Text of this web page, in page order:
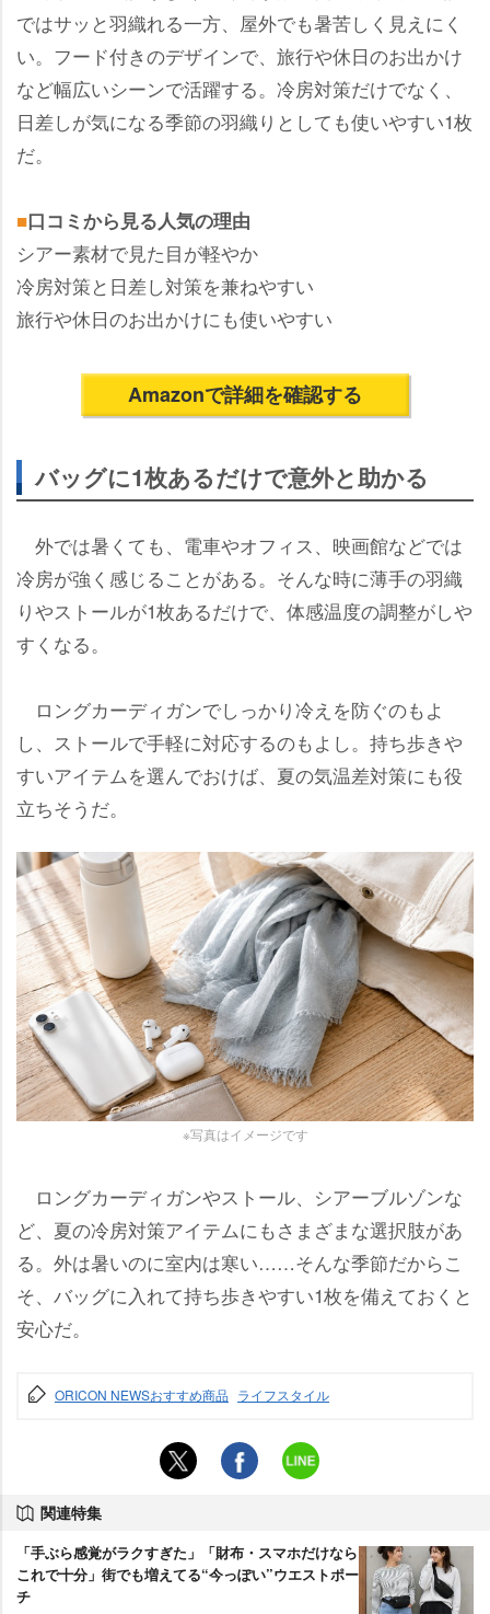
ではサッと羽織れる一方、屋外でも暑苦しく見えにく
い。フード付きのデザインで、旅行や休日のお出かけ
など幅広いシーンで活躍する。冷房対策だけでなく、
日差しが気になる季節の羽織りとしても使いやすい1枚
だ。
■口コミから見る人気の理由
シアー素材で見た目が軽やか
冷房対策と日差し対策を兼ねやすい
旅行や休日のお出かけにも使いやすい
Amazonで詳細を確認する
バッグに1枚あるだけで意外と助かる
外では暑くても、電車やオフィス、映画館などでは
冷房が強く感じることがある。そんな時に薄手の羽織
りやストールが1枚あるだけで、体感温度の調整がし
すくなる。
ロングカーディガンでしっかり冷えを防ぐのもよ
し、ストールで手軽に対応するのもよし。持ち歩き
すいアイテムを選んでおけば、夏の気温差対策にも役
立ちそうだ。
※写真はイメージです
ロングカーディガンやストール、シアーブルゾンな
ど、夏の冷房対策アイテムにもさまざまな選択肢があ
る。外は暑いのに室内は寒い……そんな季節だからこ
そ、バッグに入れて持ち歩きやすい1枚を備えておくと
安心だ。
ORICON NEWSおすすめ商品 ライフスタイル
関連特集
「手ぶら感覚がラクすぎた」「財布・スマホだけなら
これで十分」街でも増えてる“今っぽい”ウエストポー
チ